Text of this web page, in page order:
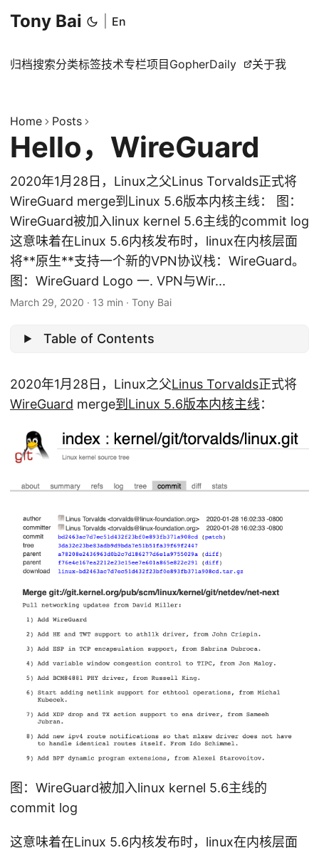
Tony Bai En
归档搜索分类标签技术专栏项目 GopherDaily 关于我
Home Posts
Hello，WireGuard
2020年1月28日，Linux之父Linus Torvalds正式将
WireGuard merge到Linux 5.6版本内核主线： 图：
WireGuard被加入linux kernel 5.6主线的commit log
这意味着在Linux 5.6内核发布时，linux在内核层面
将**原生**支持一个新的VPN协议栈：WireGuard。
图：WireGuard Logo 一. VPN与Wir...
March 29, 2020 · 13 min · Tony Bai
Table of Contents
2020年1月28日，Linux之父Linus Torvalds正式将
WireGuard merge到Linux 5.6版本内核主线：
图：WireGuard被加入linux kernel 5.6主线的
commit log
这意味着在Linux 5.6内核发布时，linux在内核层面